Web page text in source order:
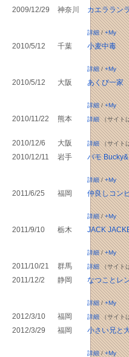
2009/12/29 神奈川 カエララン
詳細/+My
2010/5/12 千葉 小麦中毒
詳細/+My
2010/5/12 大阪 あくび一家
詳細/+My
2010/11/22 熊本 詳細（サイト
2010/12/6 大阪 詳細（サイト
2010/12/11 岩手 バモ
詳細/+My
2011/6/25 福岡 仲良しコン
詳細/+My
2011/9/10 栃木 JACK
詳細/+My
2011/10/21 群馬 詳細（サイト
2011/12/2 静岡 なつことレ
詳細/+My
2012/3/10 福岡 詳細（サイト
2012/3/29 福岡 小さい兄と
詳細/+My